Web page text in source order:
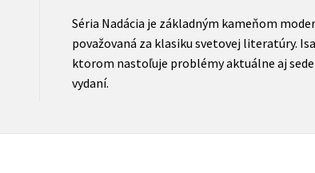
Séria Nadácia je základným kameňom
považovaná za klasiku svetovej literatúry.
ktorom nastoľuje problémy aktuálne aj
vydaní.